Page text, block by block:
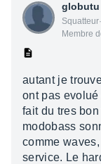
globutu
Membre
autant je
ont pas
fait du tres
modobass
comme
service. Le